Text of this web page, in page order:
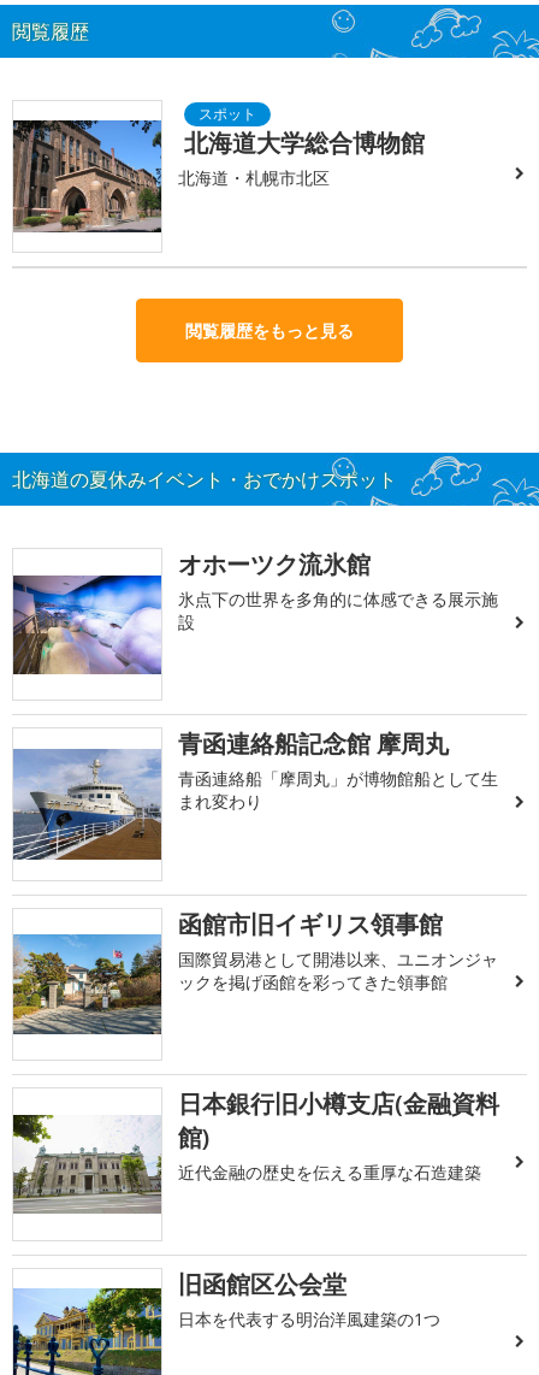
閲覧履歴
北海道大学総合博物館
北海道・札幌市北区
閲覧履歴をもっと見る
北海道の夏休みイベント・おでかけスポット
オホーツク流氷館
氷点下の世界を多角的に体感できる展示施
設
青函連絡船記念館 摩周丸
青函連絡船「摩周丸」が博物館船として生
まれ変わり
函館市旧イギリス領事館
国際貿易港として開港以来、ユニオンジャ
ックを掲げ函館を彩ってきた領事館
日本銀行旧小樽支店(金融資料
館)
近代金融の歴史を伝える重厚な石造建築
旧函館区公会堂
日本を代表する明治洋風建築の1つ